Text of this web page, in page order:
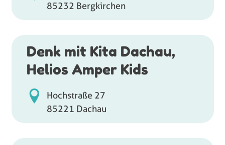
85232 Bergkirchen
Denk mit Kita Dachau,
Helios Amper Kids
Hochstraße 27
85221 Dachau